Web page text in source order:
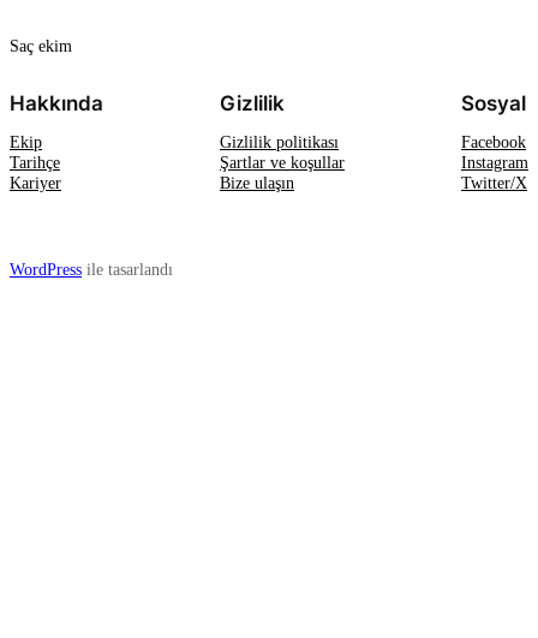
Saç ekim
Hakkında
Ekip
Tarihçe
Kariyer
Gizlilik
Gizlilik politikası
Şartlar ve koşullar
Bize ulaşın
Sosyal
Facebook
Instagram
Twitter/X
WordPress ile tasarlandı